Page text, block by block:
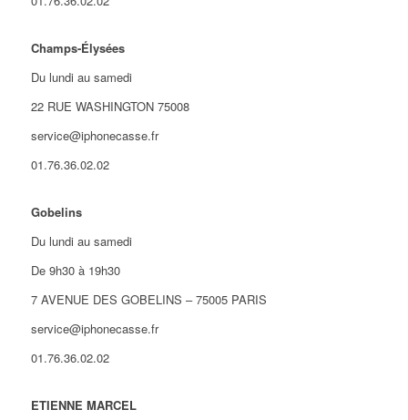
Champs-Élysées
Du lundi au samedi
22 RUE WASHINGTON 75008
service@iphonecasse.fr
01.76.36.02.02
Gobelins
Du lundi au samedi
De 9h30 à 19h30
7 AVENUE DES GOBELINS – 75005 PARIS
service@iphonecasse.fr
01.76.36.02.02
ETIENNE MARCEL